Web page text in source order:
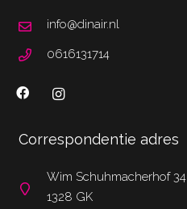
info@dinair.nl
0616131714
Correspondentie adres
Wim Schuhmacherhof 34
1328 GK